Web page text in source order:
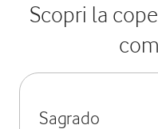
Scopri la
Sagrado